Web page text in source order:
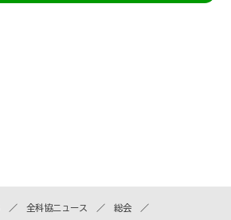
全科協ニュース
総会